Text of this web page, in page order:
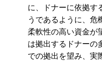
に、ドナーに依拠す
うであるように、危
柔軟性の高い資金が
は拠出するドナーの
での拠出を望み、実